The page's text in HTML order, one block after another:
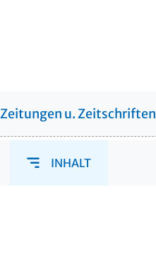
Zeitungen u. Zeitschriften
INHALT